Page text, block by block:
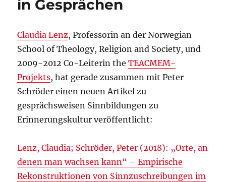
in Gesprächen
Claudia Lenz, Professorin an der Norwegian
School of Theology, Religion and Society, und
2009-2012 Co-Leiterin theTEACMEM-
Projekts, hat gerade zusammen mit Peter
Schröder einen neuen Artikel zu
gesprächsweisen Sinnbildungen zu
Erinnerungskultur veröffentlicht:
Lenz, Claudia; Schröder, Peter (2018): „Orte, an
denen man wachsen kann“ – Empirische
Rekonstruktionen von Sinnzuschreibungen im